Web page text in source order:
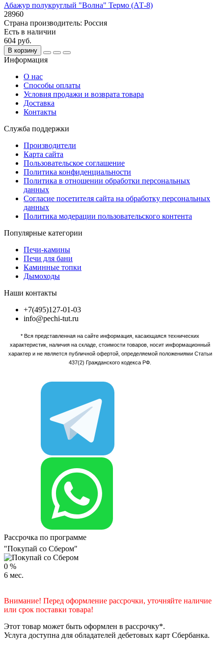
Абажур полукруглый "Волна" Термо (АТ-8)
28960
Страна производитель: Россия
Есть в наличии
604 руб.
В корзину
Информация
О нас
Способы оплаты
Условия продажи и возврата товара
Доставка
Контакты
Служба поддержки
Производители
Карта сайта
Пользовательское соглашение
Политика конфиденциальности
Политика в отношении обработки персональных
данных
Согласие посетителя сайта на обработку персональных
данных
Политика модерации пользовательского контента
Популярные категории
Печи-камины
Печи для бани
Каминные топки
Дымоходы
Наши контакты
+7(495)127-01-03
info@pechi-tut.ru
* Вся представленная на сайте информация, касающаяся технических
характеристик, наличия на складе, стоимости товаров, носит информационный
характер и не является публичной офертой, определяемой положениями Статьи
437(2) Гражданского кодекса РФ.
Рассрочка по программе
"Покупай со Сбером"
0 %
6 мес.
Внимание! Перед оформление рассрочки, уточняйте наличие
или срок поставки товара!
Этот товар может быть оформлен в рассрочку*.
Услуга доступна для обладателей дебетовых карт Сбербанка.